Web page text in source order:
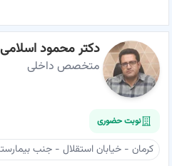
دکتر محمود اسلامی
متخصص داخلی
نوبت حضوری